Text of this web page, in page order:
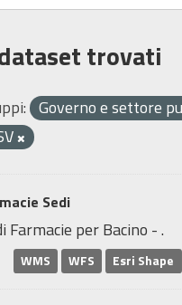
trovati
Governo e settore
Sedi
Farmacie per Bacino - .
WMS WFS Esri Shape